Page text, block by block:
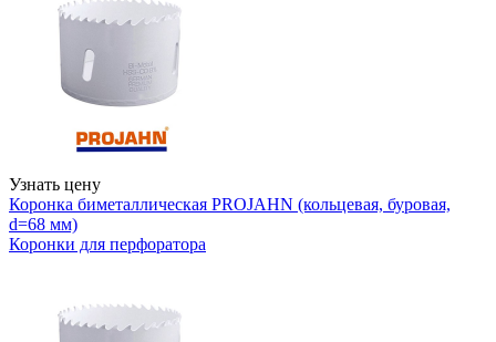
Узнать цену
Коронка биметаллическая PROJAHN (кольцевая, буровая,
d=68 мм)
Коронки для перфоратора